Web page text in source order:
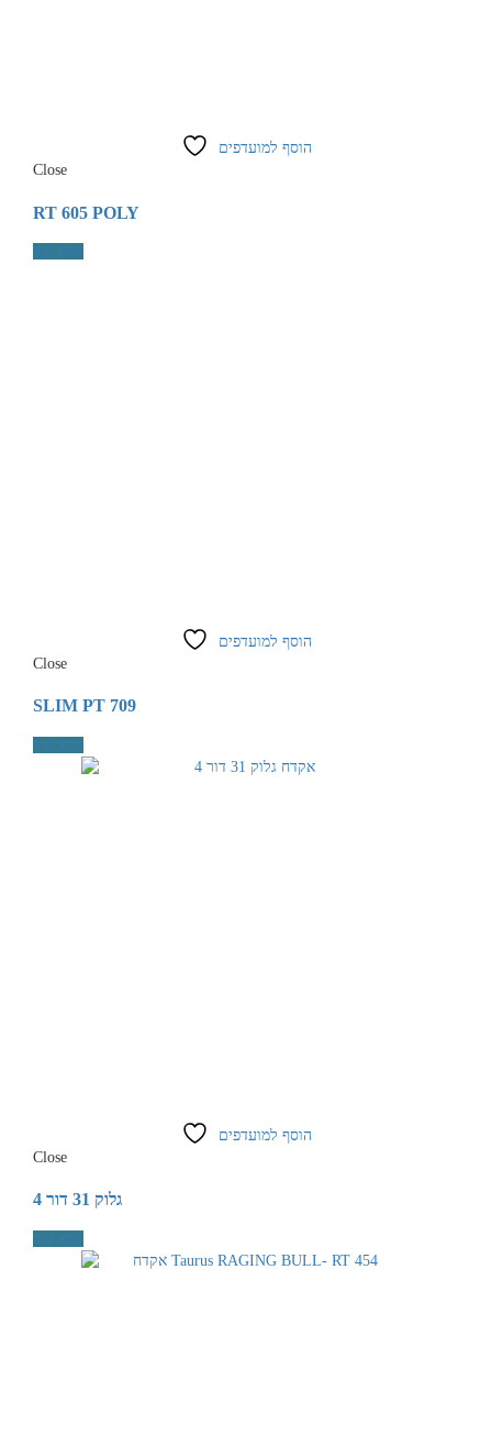
הוסף למועדפים
Close
RT 605 POLY
קרא עוד
הוסף למועדפים
Close
SLIM PT 709
קרא עוד
הוסף למועדפים
Close
גלוק 31 דור 4
קרא עוד